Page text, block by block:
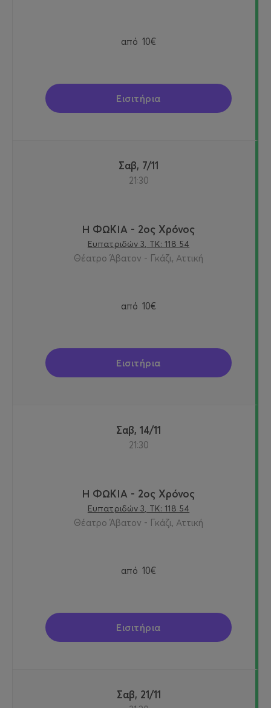
από 10€
Εισιτήρια
Σαβ, 7/11
21:30
Η ΦΩΚΙΑ - 2ος Χρόνος
Ευπατριδών 3, ΤΚ: 118 54
Θέατρο Άβατον - Γκάζι, Αττική
από 10€
Εισιτήρια
Σαβ, 14/11
21:30
Η ΦΩΚΙΑ - 2ος Χρόνος
Ευπατριδών 3, ΤΚ: 118 54
Θέατρο Άβατον - Γκάζι, Αττική
από 10€
Εισιτήρια
Σαβ, 21/11